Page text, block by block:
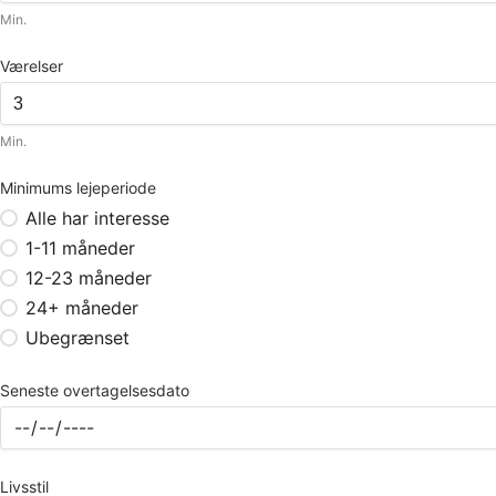
Min.
Værelser
Min.
Minimums lejeperiode
Alle har interesse
1-11 måneder
12-23 måneder
24+ måneder
Ubegrænset
Seneste overtagelsesdato
Livsstil